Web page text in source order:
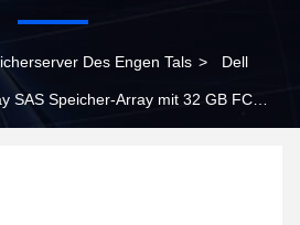
Des Engen Tals > Dell
SAS Speicher-Array mit 32 GB FC